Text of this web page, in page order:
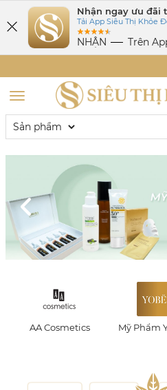
Nhận ngay ưu đãi
Tải App Siêu Thị Khỏe
NHẬN Trên
Mỹ Phẩm YOBE Golden